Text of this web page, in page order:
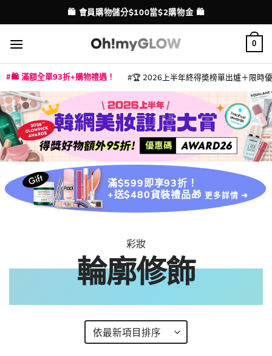
to
content
配送港澳
💳 支援消費券、FPS、八達通、PAYME、信用卡付款
0
🛍️ 滿額全單93折+購物禮遇！ 🏆 2026上半年終得奬榜單出爐＋限時
滿$599即享93折！
+送$480貨裝禮品🎁 更多詳情 ➜
彩妝
輪廓修飾